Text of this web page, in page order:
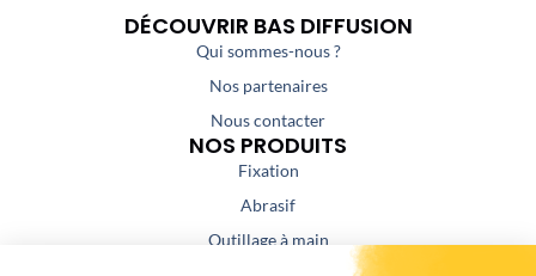
DÉCOUVRIR BAS DIFFUSION
Qui sommes-nous ?
Nos partenaires
Nous contacter
NOS PRODUITS
Fixation
Abrasif
Outillage à main